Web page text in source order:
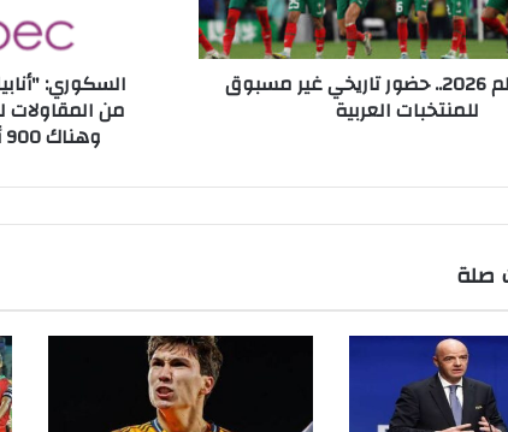
كأس العالم 2026.. حضور تاريخي غير مسبوق
للمنتخبات العربية من المقاولات
وهناك 900 ألف عاطل بدون شواهد
صلة